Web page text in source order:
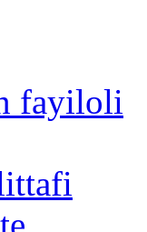
fayiloli